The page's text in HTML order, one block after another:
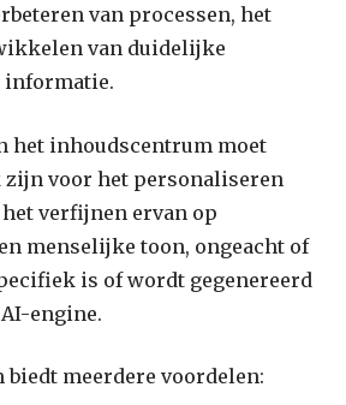
van processen, het
van duidelijke
informatie.
het inhoudscentrum moet
voor het personaliseren
verfijnen ervan op
menselijke toon, ongeacht of
is of wordt gegenereerd
engine.
meerdere voordelen: